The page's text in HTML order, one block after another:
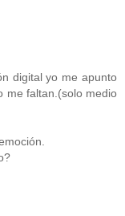
digital yo me apunto
me faltan.(solo medio